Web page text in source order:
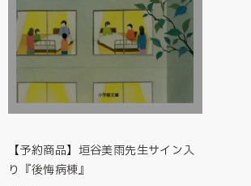
【予約商品】垣谷美雨先生サイン入
り『後悔病棟』